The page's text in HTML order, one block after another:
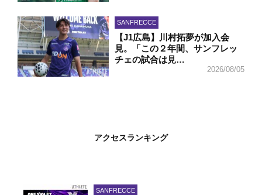
SANFRECCE
【J1広島】川村拓夢が加入会
見。「この２年間、サンフレッ
チェの試合は見…
2026/08/05
アクセスランキング
SANFRECCE